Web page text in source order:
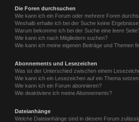
Die Foren durchsuchen
Wie kann ich ein Forum oder mehrere Foren
Weshalb erhalte ich bei der Suche keine
Warum bekomme ich bei der Suche eine leere
Wie kann ich nach Mitgliedern suchen?
Wie kann ich meine eigenen Beiträge und Themen
Abonnements und Lesezeichen
Was ist der Unterschied zwischen einem
Wie kann ich ein Lesezeichen auf ein Thema
Wie kann ich ein Forum abonnieren?
Wie deaktiviere ich meine Abonnements?
Dateianhänge
Welche Dateianhänge sind in diesem Forum